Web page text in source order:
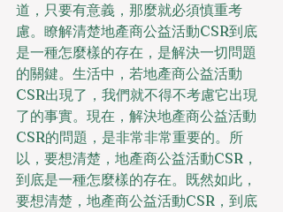
道，只要有意義，那麼就必須慎重考
慮。瞭解清楚地產商公益活動CSR到底
是一種怎麼樣的存在，是解決一切問題
的關鍵。生活中，若地產商公益活動
CSR出現了，我們就不得不考慮它出現
了的事實。現在，解決地產商公益活動
CSR的問題，是非常非常重要的。所
以，要想清楚，地產商公益活動CSR，
到底是一種怎麼樣的存在。既然如此，
要想清楚，地產商公益活動CSR，到底